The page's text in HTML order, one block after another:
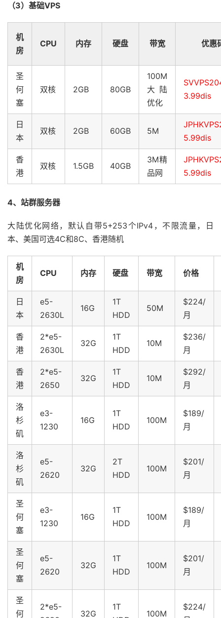
（3）基础VPS
机
房
CPU 内存 硬盘 带宽 优惠
圣
何
塞
双核 2GB 80GB
100M
大陆
优化
3.99dis
日
本
双核 2GB 60GB 5M
5.99dis
香
港
双核 1.5GB 40GB
3M精
品网
5.99dis
4、站群服务器
大陆优化网络，默认自带5+253个IPv4，不限流量，日
本、美国可选4C和8C、香港随机
机
房
CPU 内存 硬盘 带宽 价格
日
本
e5-
2630L
16G
1T
HDD
50M
$224/
月
香
港
2*e5-
2630L
32G
1T
HDD
10M
$236/
月
香
港
2*e5-
2650
32G
1T
HDD
10M
$292/
月
洛
杉
矶
e3-
1230
16G
1T
HDD
100M
$189/
月
洛
杉
矶
e5-
2620
32G
2T
HDD
100M
$201/
月
圣
何
塞
e3-
1230
16G
1T
HDD
100M
$189/
月
圣
何
塞
e5-
2620
32G
1T
HDD
100M
$201/
月
圣
何
2*e5-
32G
1T
100M
$224/